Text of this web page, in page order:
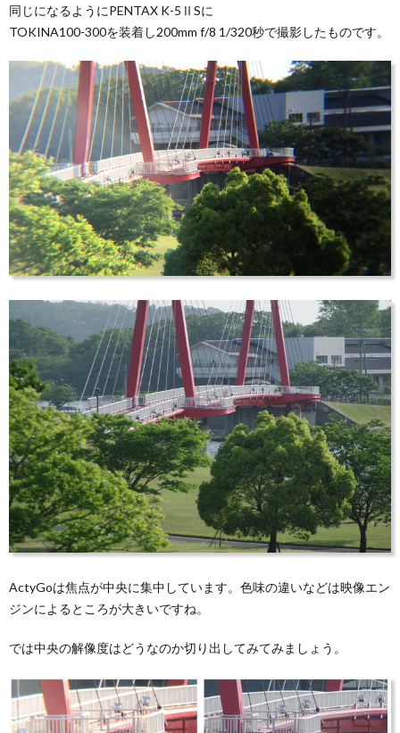
同じになるようにPENTAX K-5ⅡSに
TOKINA100-300を装着し200mm f/8 1/320秒で撮影したものです。
ActyGoは焦点が中央に集中しています。色味の違いなどは映像エン
ジンによるところが大きいですね。
では中央の解像度はどうなのか切り出してみてみましょう。